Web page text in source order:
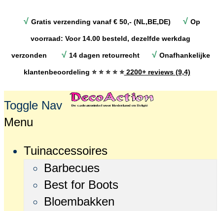
√ Gratis verzending vanaf € 50,- (NL,BE,DE) √ Op
voorraad: Voor 14.00 besteld, dezelfde werkdag
verzonden √ 14 dagen retourrecht √ Onafhankelijke
klantenbeoordeling ⭐ ⭐ ⭐ ⭐ ⭐2200+ reviews (9,4)
Toggle Nav
Menu
Tuinaccessoires
Barbecues
Best for Boots
Bloembakken